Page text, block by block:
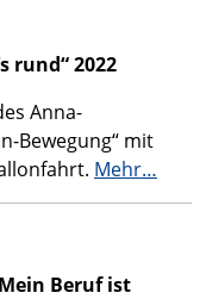
rund“ 2022
Anna-
Bewegung“ mit
Mehr…
Beruf ist